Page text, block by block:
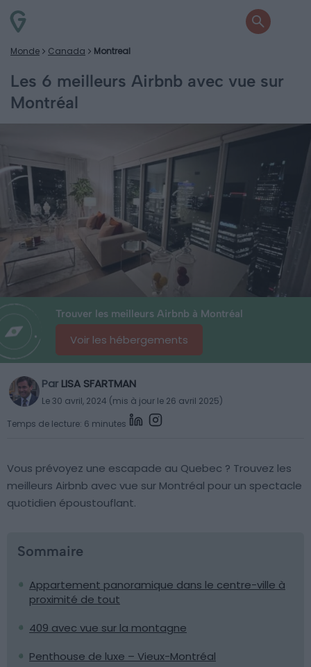
Monde Canada Montreal
Les 6 meilleurs Airbnb avec vue sur
Montréal
Trouver les meilleurs Airbnb à Montréal
Voir les hébergements
Par LISA SFARTMAN
Le 30 avril, 2024 (mis à jour le 26 avril 2025)
Temps de lecture: 6 minutes
Vous prévoyez une escapade au Quebec ? Trouvez les
meilleurs Airbnb avec vue sur Montréal pour un spectacle
quotidien époustouflant.
Sommaire
Appartement panoramique dans le centre-ville à
proximité de tout
409 avec vue sur la montagne
Penthouse de luxe – Vieux-Montréal